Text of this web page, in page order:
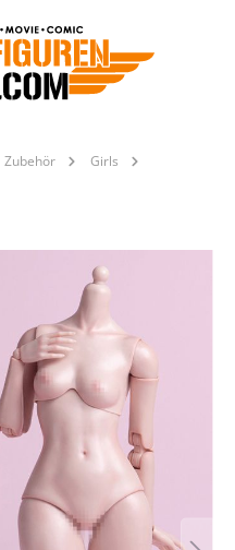
Zubehör
Girls